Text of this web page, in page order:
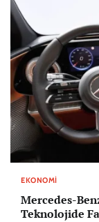
EKONOMI
Mercedes-
Teknolojide